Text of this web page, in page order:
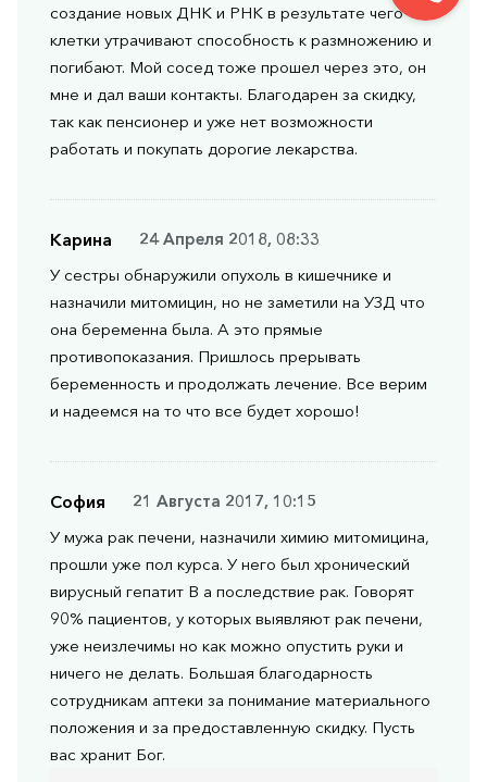
создание новых ДНК и РНК в результате чего
клетки утрачивают способность к размножению и
погибают. Мой сосед тоже прошел через это, он
мне и дал ваши контакты. Благодарен за скидку,
так как пенсионер и уже нет возможности
работать и покупать дорогие лекарства.
Карина
24 Апреля 2018, 08:33
У сестры обнаружили опухоль в кишечнике и
назначили митомицин, но не заметили на УЗД что
она беременна была. А это прямые
противопоказания. Пришлось прерывать
беременность и продолжать лечение. Все верим
и надеемся на то что все будет хорошо!
София
21 Августа 2017, 10:15
У мужа рак печени, назначили химию митомицина,
прошли уже пол курса. У него был хронический
вирусный гепатит В а последствие рак. Говорят
90% пациентов, у которых выявляют рак печени,
уже неизлечимы но как можно опустить руки и
ничего не делать. Большая благодарность
сотрудникам аптеки за понимание материального
положения и за предоставленную скидку. Пусть
вас хранит Бог.